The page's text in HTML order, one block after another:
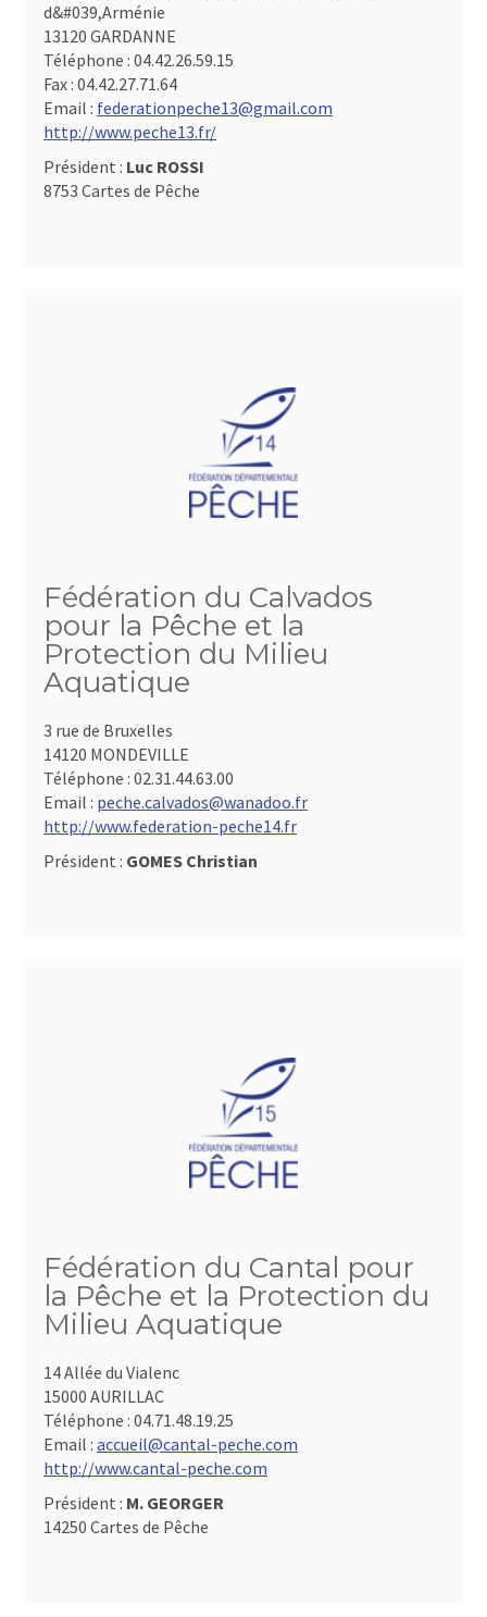
d&#039,Arménie
13120 GARDANNE
Téléphone : 04.42.26.59.15
Fax : 04.42.27.71.64
Email : federationpeche13@gmail.com
http://www.peche13.fr/
Président : Luc ROSSI
8753 Cartes de Pêche
Fédération du Calvados
pour la Pêche et la
Protection du Milieu
Aquatique
3 rue de Bruxelles
14120 MONDEVILLE
Téléphone : 02.31.44.63.00
Email : peche.calvados@wanadoo.fr
http://www.federation-peche14.fr
Président : GOMES Christian
Fédération du Cantal pour
la Pêche et la Protection du
Milieu Aquatique
14 Allée du Vialenc
15000 AURILLAC
Téléphone : 04.71.48.19.25
Email : accueil@cantal-peche.com
http://www.cantal-peche.com
Président : M. GEORGER
14250 Cartes de Pêche